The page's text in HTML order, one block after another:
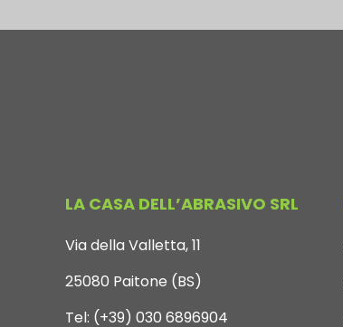
LA CASA DELL’ABRASIVO SRL
Via della Valletta, 11
25080 Paitone (BS)
Tel: (+39) 030 6896904